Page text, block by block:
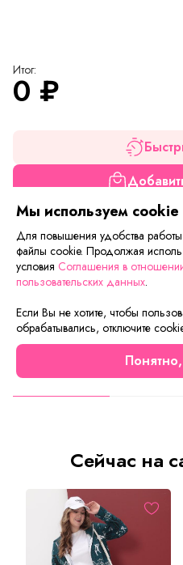
Итог:
0 ₽
Если вам нужна только эта
воспользоваться функцией
Заполните форму, и через
перезвонит менеджер. Он
ответит на вопросы, а также
оплаты и доставки.
Описание товара
Сейчас на
Мы используем cookie
Для повышения удобства работы
файлы cookie. Продолжая
условия Соглашения в
пользовательских данных.
Если Вы не хотите, чтобы
обрабатывались, отключите